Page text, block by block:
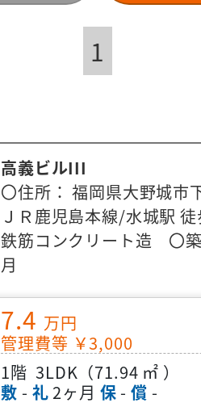
1
高義ビルIII
〇住所： 福岡県大野城
ＪＲ鹿児島本線/水城駅
鉄筋コンクリート造 〇
月
7.4 万円
管理費等 ￥3,000
1階 3LDK（71.94 ㎡ ）
敷 - 礼 2ヶ月 保 - 償 -